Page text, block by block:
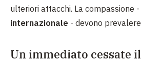
ulteriori attacchi. La compassione
internazionale - devono
Un immediato cessate